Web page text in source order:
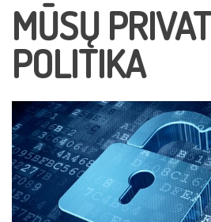
MŪSŲ
POLITIKA